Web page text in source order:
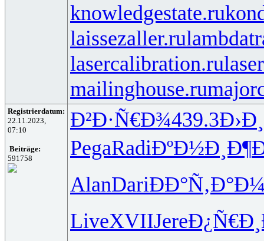
knowledgestate.ru
laissezaller.ru
lasercalibration.ru
mailinghouse.ru
Registrierdatum:
22.11.2023,
07:10
Beiträge:
591758
Ð²Ð·Ñ€Ð¾439.3
PegaRadiÐºÐ½Ð¸Ð¶
AlanDariÐÐ°Ñ‚Ð°
LiveXVIIJere